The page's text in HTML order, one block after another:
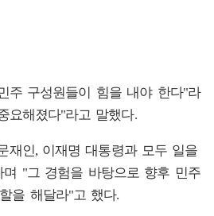
주 구성원들이 힘을 내야 한다"라
요해졌다"라고 말했다.
재인, 이재명 대통령과 모두 일을
"그 경험을 바탕으로 향후 민주
을 해달라"고 했다.